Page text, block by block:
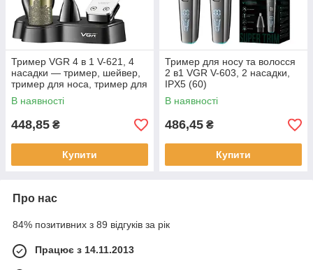
Тример VGR 4 в 1 V-621, 4
насадки — тример, шейвер,
тример для носа, тример для
тіла
В наявності
448,85 ₴
Купити
Тример для носу та волосся
2 в1 VGR V-603, 2 насадки,
IPX5 (60)
В наявності
486,45 ₴
Купити
Про нас
84% позитивних з 89 відгуків за рік
Працює з 14.11.2013